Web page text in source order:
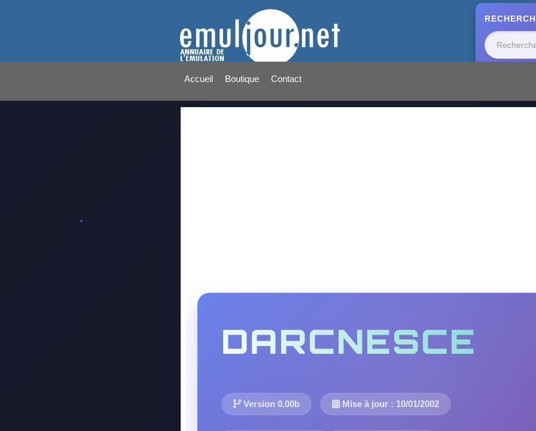
Accueil Boutique Contact
DARCNESCE
Version 0.00b Mise à jour : 10/01/2002